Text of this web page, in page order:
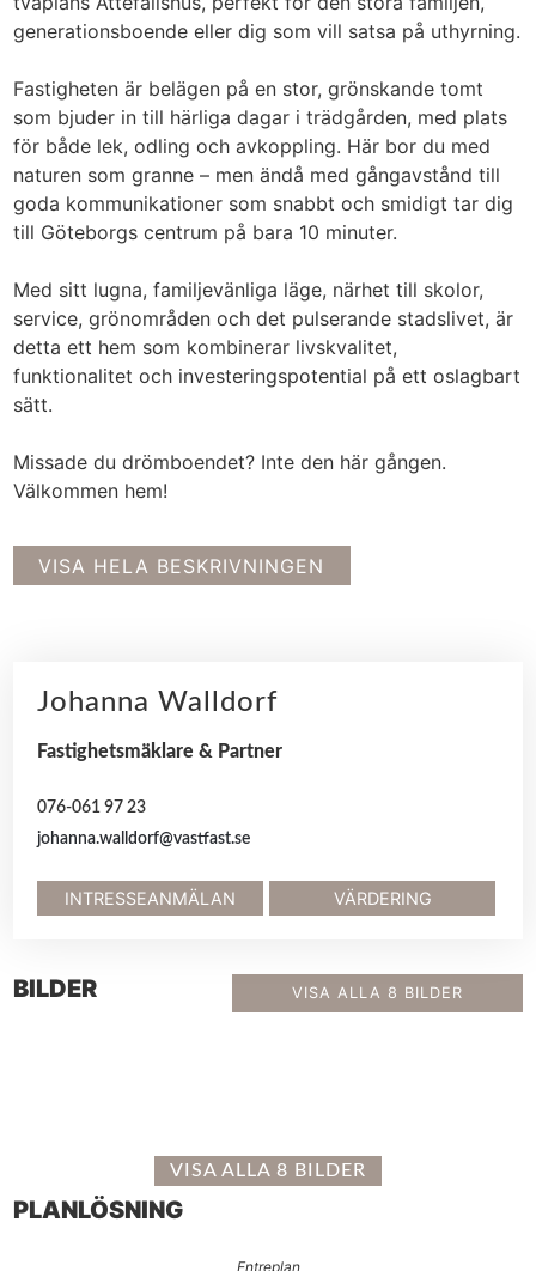
generationsboende eller dig som vill satsa på uthyrning.
Fastigheten är belägen på en stor, grönskande tomt
som bjuder in till härliga dagar i trädgården, med plats
för både lek, odling och avkoppling. Här bor du med
naturen som granne – men ändå med gångavstånd till
goda kommunikationer som snabbt och smidigt tar dig
till Göteborgs centrum på bara 10 minuter.
Med sitt lugna, familjevänliga läge, närhet till skolor,
service, grönområden och det pulserande stadslivet, är
detta ett hem som kombinerar livskvalitet,
funktionalitet och investeringspotential på ett oslagbart
sätt.
Missade du drömboendet? Inte den här gången.
Välkommen hem!
VISA HELA BESKRIVNINGEN
Johanna Walldorf
Fastighetsmäklare & Partner
076-061 97 23
johanna.walldorf@vastfast.se
INTRESSEANMÄLAN VÄRDERING
BILDER VISA ALLA 8 BILDER
VISA ALLA 8 BILDER
PLANLÖSNING
Entreplan